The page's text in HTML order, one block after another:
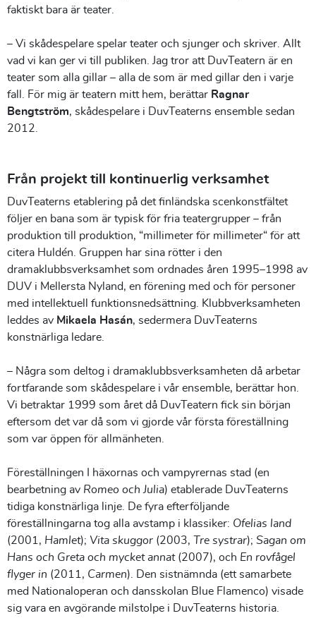
faktiskt bara är teater.
– Vi skådespelare spelar teater och sjunger och skriver. Allt
vad vi kan ger vi till publiken. Jag tror att DuvTeatern är en
teater som alla gillar – alla de som är med gillar den i varje
fall. För mig är teatern mitt hem, berättar Ragnar
Bengtström, skådespelare i DuvTeaterns ensemble sedan
2012.
Från projekt till kontinuerlig verksamhet
DuvTeaterns etablering på det finländska scenkonstfältet
följer en bana som är typisk för fria teatergrupper – från
produktion till produktion, “millimeter för millimeter“ för att
citera Huldén. Gruppen har sina rötter i den
dramaklubbsverksamhet som ordnades åren 1995–1998 av
DUV i Mellersta Nyland, en förening med och för personer
med intellektuell funktionsnedsättning. Klubbverksamheten
leddes av Mikaela Hasán, sedermera DuvTeaterns
konstnärliga ledare.
– Några som deltog i dramaklubbsverksamheten då arbetar
fortfarande som skådespelare i vår ensemble, berättar hon.
Vi betraktar 1999 som året då DuvTeatern fick sin början
eftersom det var då som vi gjorde vår första föreställning
som var öppen för allmänheten.
Föreställningen I häxornas och vampyrernas stad (en
bearbetning av Romeo och Julia) etablerade DuvTeaterns
tidiga konstnärliga linje. De fyra efterföljande
föreställningarna tog alla avstamp i klassiker: Ofelias land
(2001, Hamlet); Vita skuggor (2003, Tre systrar); Sagan om
Hans och Greta och mycket annat(2007), och En rovfågel
flyger in (2011, Carmen). Den sistnämnda (ett samarbete
med Nationaloperan och dansskolan Blue Flamenco) visade
sig vara en avgörande milstolpe i DuvTeaterns historia.